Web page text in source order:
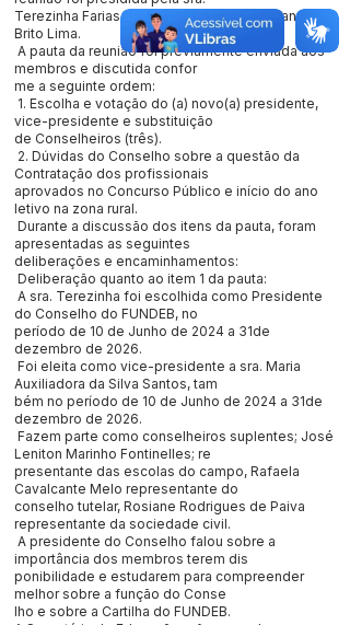
Terezinha Farias e secretariada por Alessandro
Brito Lima.
A pauta da reunião foi previamente enviada aos
membros e discutida confor
me a seguinte ordem:
1. Escolha e votação do (a) novo(a) presidente,
vice-presidente e substituição
de Conselheiros (três).
2. Dúvidas do Conselho sobre a questão da
Contratação dos profissionais
aprovados no Concurso Público e início do ano
letivo na zona rural.
Durante a discussão dos itens da pauta, foram
apresentadas as seguintes
deliberações e encaminhamentos:
Deliberação quanto ao item 1 da pauta:
A sra. Terezinha foi escolhida como Presidente
do Conselho do FUNDEB, no
período de 10 de Junho de 2024 a 31de
dezembro de 2026.
Foi eleita como vice-presidente a sra. Maria
Auxiliadora da Silva Santos, tam
bém no período de 10 de Junho de 2024 a 31de
dezembro de 2026.
Fazem parte como conselheiros suplentes; José
Leniton Marinho Fontinelles; re
presentante das escolas do campo, Rafaela
Cavalcante Melo representante do
conselho tutelar, Rosiane Rodrigues de Paiva
representante da sociedade civil.
A presidente do Conselho falou sobre a
importância dos membros terem dis
ponibilidade e estudarem para compreender
melhor sobre a função do Conse
lho e sobre a Cartilha do FUNDEB.